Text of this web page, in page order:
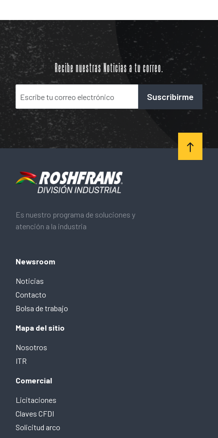
Recibe nuestras Noticias a tu correo.
Suscribirme
Es nuestro programa de soluciones y
atención a la industria
Newsroom
Noticias
Contacto
Bolsa de trabajo
Mapa del sitio
Nosotros
ITR
Comercial
Licitaciones
Claves CFDI
Solicitud arco